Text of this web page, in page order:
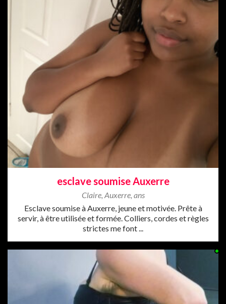
esclave soumise Auxerre
Claire, Auxerre, ans
Esclave soumise à Auxerre, jeune et motivée. Prête à
servir, à être utilisée et formée. Colliers, cordes et règles
strictes me font ...